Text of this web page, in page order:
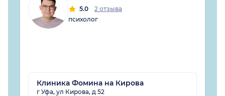
5.0
2 отзыва
психолог
Клиника Фомина на Кирова
г Уфа, ул Кирова, д 52